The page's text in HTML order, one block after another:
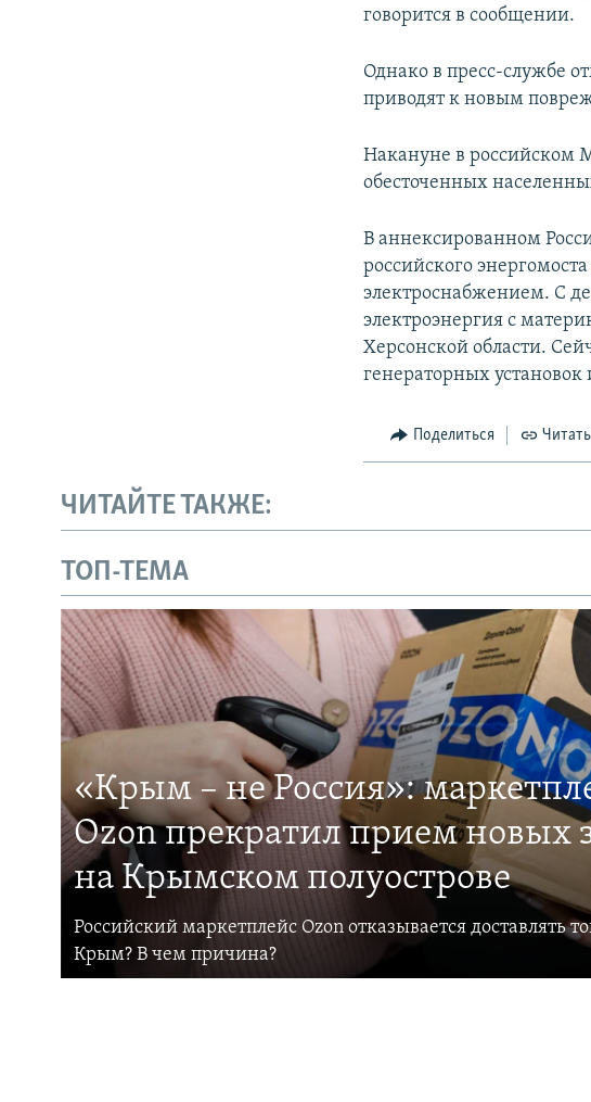
говорится в сообщении.
Однако в пресс-службе
приводят к новым
Накануне в
обесточенных
В аннексированном
российского
электроснабжением. С
электроэнергия с
Херсонской области.
генераторных установок
Поделиться
ЧИТАЙТЕ ТАКЖЕ:
ТОП-ТЕМА
«Крым – не Россия»:
Ozon прекратил прием новых
на Крымском полуострове
Российский маркетплейс Ozon отказывается доставлять
Крым? В чем причина?